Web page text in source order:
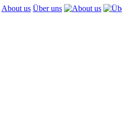
About us Über uns